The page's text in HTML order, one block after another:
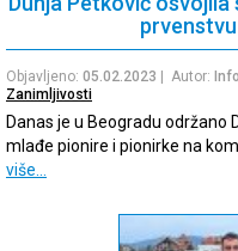
Objavljeno: 05.02.2023 | Autor:
Zanimljivosti
Danas je u Beogradu održano
mlađe pionire i pionirke na
više…